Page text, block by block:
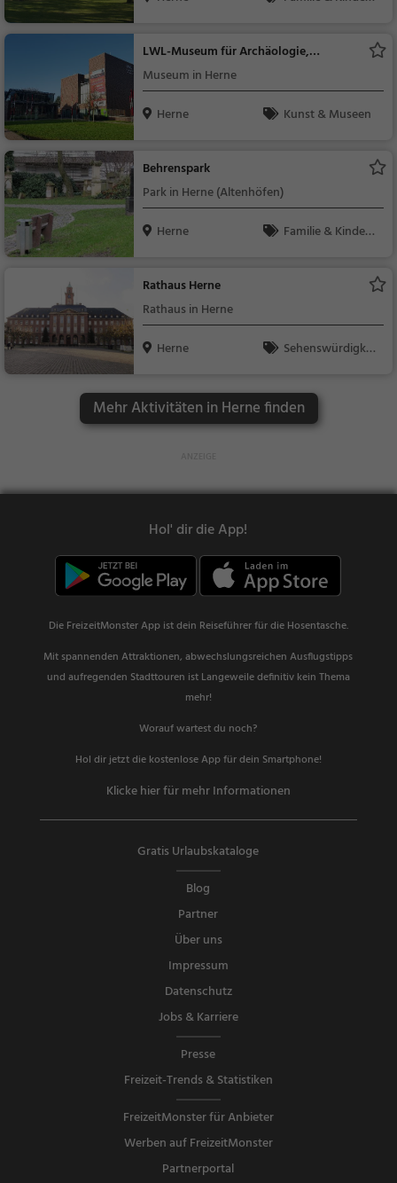
LWL-Museum für Archäologie,
Westfälisches Landesmuseum
Museum in Herne
Herne
Kunst & Museen
Behrenspark
Park in Herne (Altenhöfen)
Herne
Familie & Kinder,
Rathaus Herne
Rathaus in Herne
Herne
Sehenswürdigkei
Mehr Aktivitäten in Herne finden
Hol' dir die App!
Die FreizeitMonster App ist dein Reiseführer für die Hosentasche.
Mit spannenden Attraktionen, abwechslungsreichen Ausflugstipps
und aufregenden Stadttouren ist Langeweile definitiv kein Thema
mehr!
Worauf wartest du noch?
Hol dir jetzt die kostenlose App für dein Smartphone!
Klicke hier für mehr Informationen
Gratis Urlaubskataloge
Blog
Partner
Über uns
Impressum
Datenschutz
Jobs & Karriere
Presse
Freizeit-Trends & Statistiken
FreizeitMonster für Anbieter
Werben auf FreizeitMonster
Partnerportal